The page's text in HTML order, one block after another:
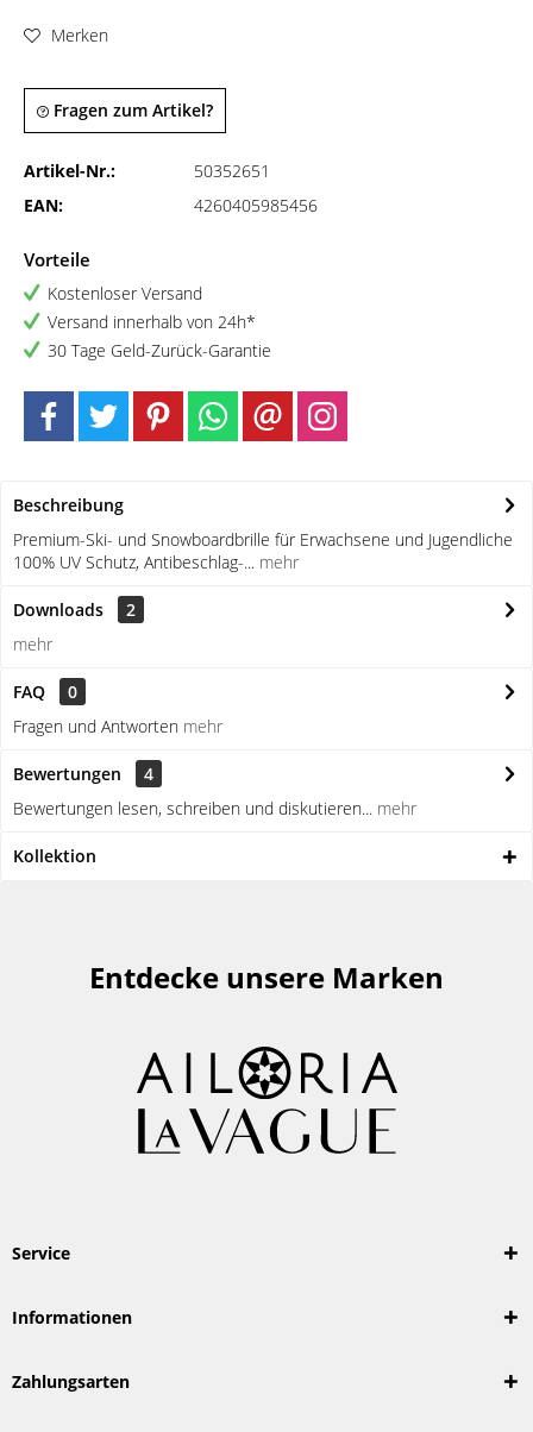
Merken
Fragen zum Artikel?
Artikel-Nr.:
50352651
EAN:
4260405985456
Vorteile
Kostenloser Versand
Versand innerhalb von 24h*
30 Tage Geld-Zurück-Garantie
Beschreibung
Premium-Ski- und Snowboardbrille für Erwachsene und Jugendliche
100% UV Schutz, Antibeschlag-... mehr
Downloads
2
mehr
FAQ
0
Fragen und Antworten mehr
Bewertungen
4
Bewertungen lesen, schreiben und diskutieren... mehr
Kollektion
Entdecke unsere Marken
Service
Informationen
Zahlungsarten